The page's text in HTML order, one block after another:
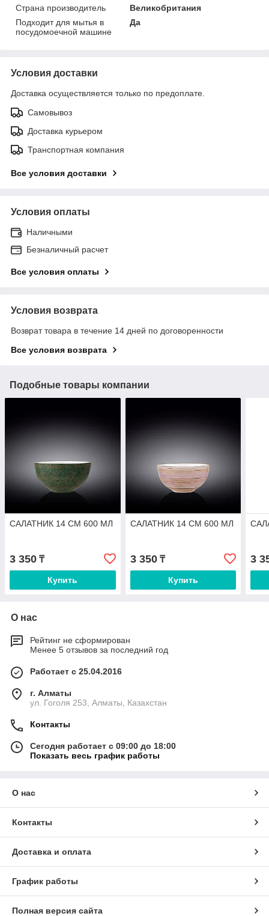
Страна производитель
Великобритания
Подходит для мытья в
посудомоечной машине
Да
Условия доставки
Доставка осуществляется только по предоплате.
Самовывоз
Доставка курьером
Транспортная компания
Все условия доставки
Условия оплаты
Наличными
Безналичный расчет
Все условия оплаты
Условия возврата
Возврат товара в течение 14 дней по договоренности
Все условия возврата
Подобные товары компании
САЛАТНИК 14 СМ 600 МЛ
3 350 ₸
Купить
САЛАТНИК 14 СМ 600 МЛ
3 350₸
Купить
3
О нас
Рейтинг не сформирован
Менее 5 отзывов за последний год
Работает с 25.04.2016
г. Алматы
ул. Гоголя 253, Алматы, Казахстан
Контакты
Сегодня работает с 09:00 до 18:00
Показать весь график работы
О нас
Контакты
Доставка и оплата
График работы
Полная версия сайта